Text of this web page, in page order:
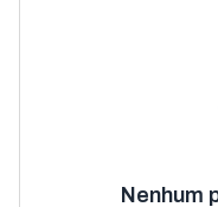
Nenhum